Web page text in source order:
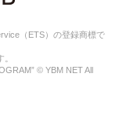
必要がある場合であ
推進のために特に必
おいて、個人情報の
（ETS）の登録商標で
© YBM NET All